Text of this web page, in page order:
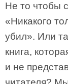
Не то чтобы
«Никакого
убил». Или
книга,
и не